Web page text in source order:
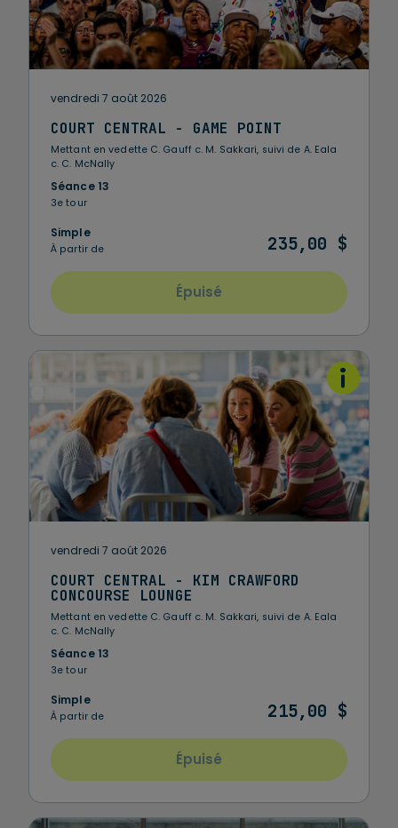
vendredi 7 août 2026
COURT CENTRAL - GAME POINT
Mettant en vedette C. Gauff c. M. Sakkari, suivi de A. Eala
c. C. McNally
Séance 13
3e tour
Simple
À partir de 235,00 $
Épuisé
vendredi 7 août 2026
COURT CENTRAL - KIM CRAWFORD
CONCOURSE LOUNGE
Mettant en vedette C. Gauff c. M. Sakkari, suivi de A. Eala
c. C. McNally
Séance 13
3e tour
Simple
À partir de 215,00 $
Épuisé